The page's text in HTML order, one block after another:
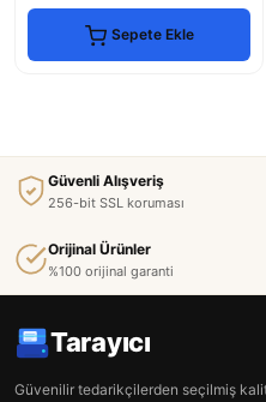
Sepete Ekle
Güvenli Alışveriş
256-bit SSL koruması
Orijinal Ürünler
%100 orijinal garanti
Tarayıcı
Güvenilir tedarikçilerden seçilmiş